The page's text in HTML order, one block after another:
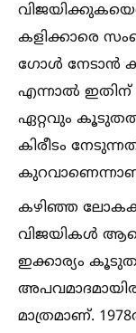
കളിക്കാരെ
ഗോള്‍ നേടാൻ
എന്നാല്‍
ഏറ്റവും കൂടുതല്‍
കിരീടം
കഴിഞ്ഞ
വിജയികള്‍
ഇക്കാര്യം
മാത്രമാണ്.